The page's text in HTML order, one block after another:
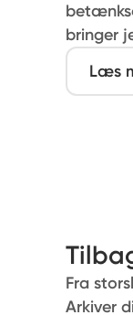
bringer
Læs
Fra
Arkiver